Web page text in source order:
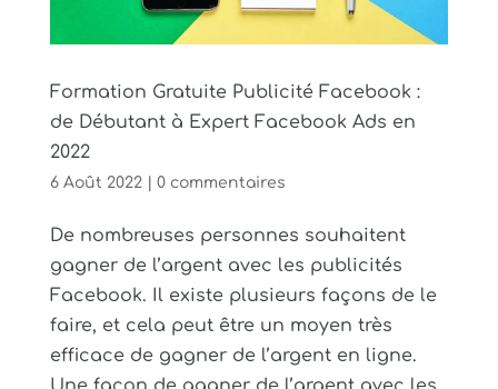
Formation Gratuite Publicité Facebook :
de Débutant à Expert Facebook Ads en
2022
6 Août 2022| 0 commentaires
De nombreuses personnes souhaitent
gagner de l’argent avec les publicités
Facebook. Il existe plusieurs façons de le
faire, et cela peut être un moyen très
efficace de gagner de l’argent en ligne.